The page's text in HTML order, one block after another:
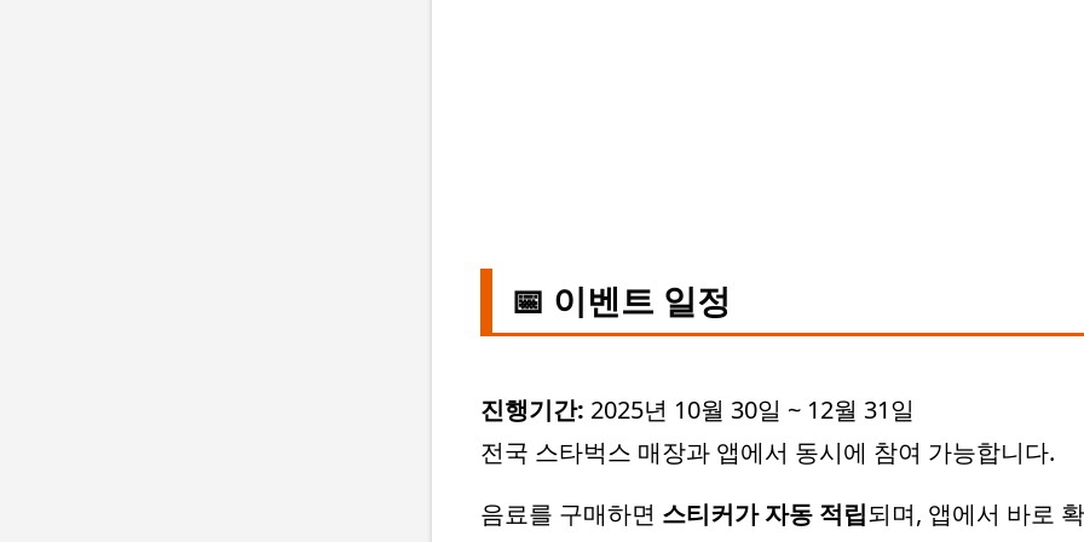
📅 이벤트 일정
진행기간: 2025년 10월 30일 ~ 12월 31일
전국 스타벅스 매장과 앱에서 동시에 참여 가능합니다.
음료를 구매하면 스티커가 자동 적립되며, 앱에서 바로